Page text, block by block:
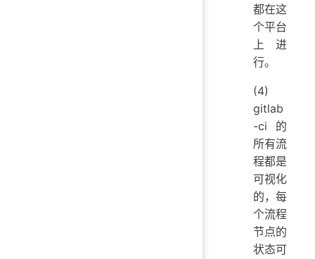
都在这
个平台
上进
行。
(4)
gitlab
-ci的
所有流
程都是
可视化
的，每
个流程
节点的
状态可